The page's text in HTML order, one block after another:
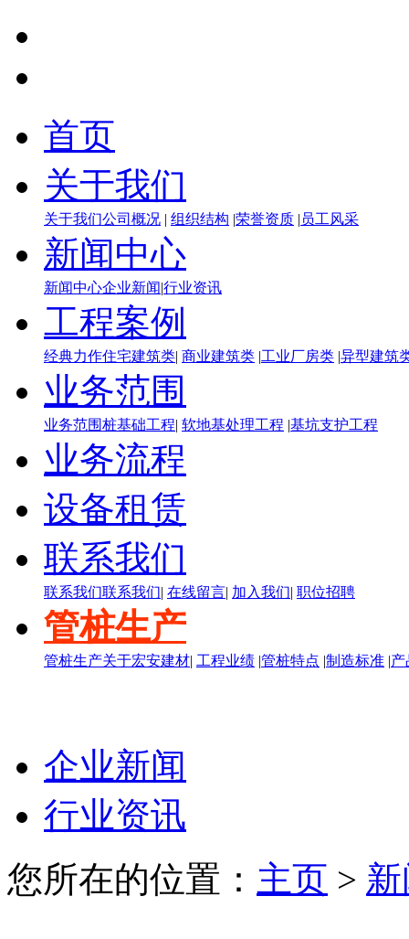
首页
关于我们
关于我们公司概况 | 组织结构 |荣誉资质 | 员工风采
新闻中心
新闻中心企业新闻|行业资讯
工程案例
经典力作住宅建筑类| 商业建筑类 |工业厂房类 |异型建筑
业务范围
业务范围桩基础工程| 软地基处理工程 |基坑支护工程
业务流程
设备租赁
联系我们
联系我们联系我们| 在线留言| 加入我们| 职位招聘
管桩生产
管桩生产关于宏安建材| 工程业绩 |管桩特点 |制造标准 |产
企业新闻
行业资讯
您所在的位置： 主页 >